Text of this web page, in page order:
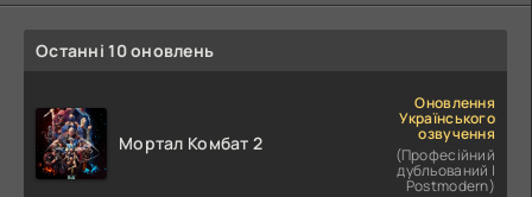
Останні 10 оновлень
Мортал Комбат 2
Оновлення
Українського
озвучення
(Професійний
дубльований |
Postmodern)